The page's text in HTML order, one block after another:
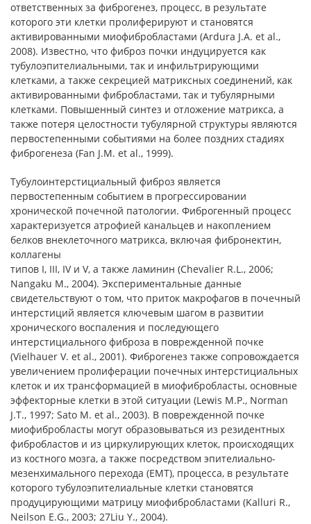
ответственных за фиброгенез, процесс, в результате
которого эти клетки пролиферируют и становятся
активированными миофибробластами (Ardura J.A. et al.,
2008). Известно, что фиброз почки индуцируется как
тубулоэпителиальными, так и инфильтрирующими
клетками, а также секрецией матриксных соединений, как
активированными фибробластами, так и тубулярными
клетками. Повышенный синтез и отложение матрикса, а
также потеря целостности тубулярной структуры являются
первостепенными событиями на более поздних стадиях
фиброгенеза (Fan J.M. et al., 1999).
Тубулоинтерстициальный фиброз является
первостепенным событием в прогрессировании
хронической почечной патологии. Фиброгенный процесс
характеризуется атрофией канальцев и накоплением
белков внеклеточного матрикса, включая фибронектин,
коллагены
типов I, III, IV и V, а также ламинин (Chevalier R.L., 2006;
Nangaku M., 2004). Экспериментальные данные
свидетельствуют о том, что приток макрофагов в почечный
интерстиций является ключевым шагом в развитии
хронического воспаления и последующего
интерстициального фиброза в поврежденной почке
(Vielhauer V. et al., 2001). Фиброгенез также сопровождается
увеличением пролиферации почечных интерстициальных
клеток и их трансформацией в миофибробласты, основные
эффекторные клетки в этой ситуации (Lewis M.P., Norman
J.T., 1997; Sato M. et al., 2003). В поврежденной почке
миофибробласты могут образовываться из резидентных
фибробластов и из циркулирующих клеток, происходящих
из костного мозга, а также посредством эпителиально-
мезенхимального перехода (EMT), процесса, в результате
которого тубулоэпителиальные клетки становятся
продуцирующими матрицу миофибробластами (Kalluri R.,
Neilson E.G., 2003; 27Liu Y., 2004).